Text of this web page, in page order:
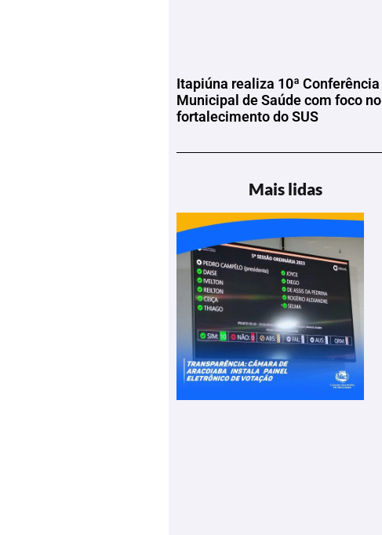
Itapiúna realiza 10ª Conferência
Municipal de Saúde com foco no
fortalecimento do SUS
Mais lidas